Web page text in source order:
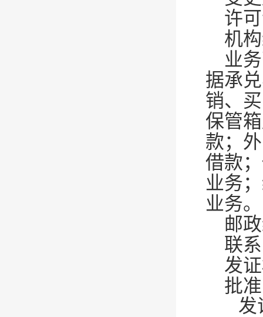
许
机
业
据承
销、
保管
款；
借款
业务
业务。
邮
联
发
批
发证